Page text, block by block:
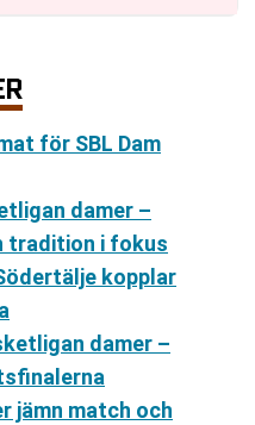
för SBL Dam
damer –
tradition i fokus
kopplar
damer –
jämn match och